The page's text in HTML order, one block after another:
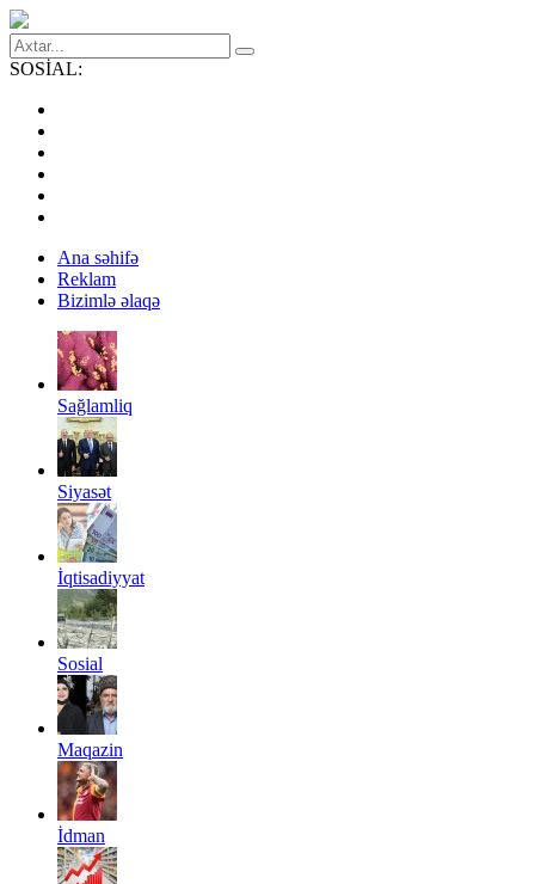
SOSİAL:
Ana səhifə
Reklam
Bizimlə əlaqə
Sağlamliq
Siyasət
İqtisadiyyat
Sosial
Maqazin
İdman